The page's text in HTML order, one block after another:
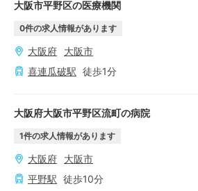
大阪市平野区の医療機関
0件の求人情報があります
大阪府
大阪市
喜連瓜破駅 徒歩1分
大阪府大阪市平野区流町の病院
1件の求人情報があります
大阪府
大阪市
平野駅 徒歩10分